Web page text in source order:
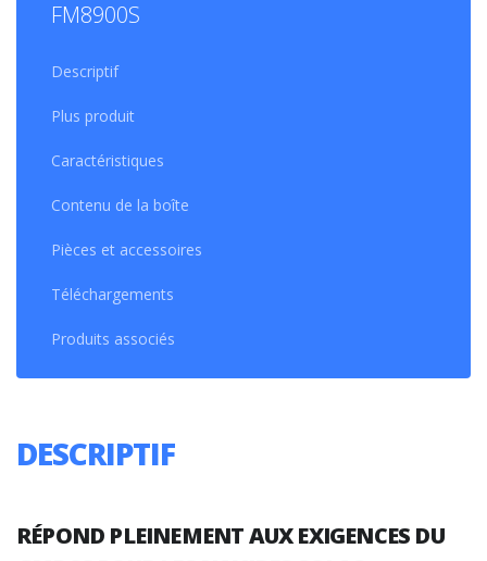
FM8900S
Descriptif
Plus produit
Caractéristiques
Contenu de la boîte
Pièces et accessoires
Téléchargements
Produits associés
DESCRIPTIF
RÉPOND PLEINEMENT AUX EXIGENCES DU